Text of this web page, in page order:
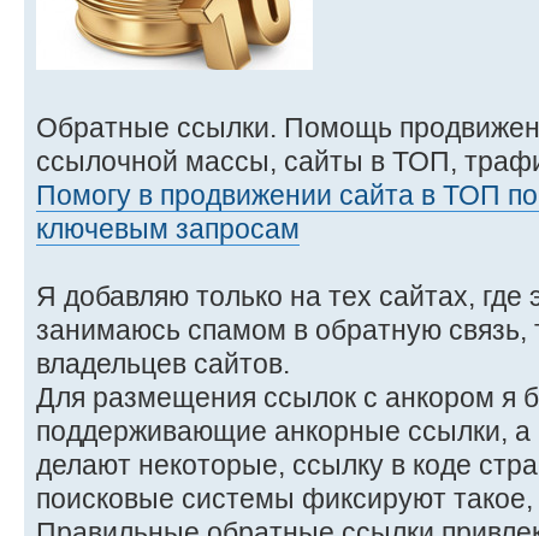
Обратные ссылки. Помощь
ссылочной массы, сайты в ТОП,
Помогу в продвижении сайта в ТОП
ключевым запросам
Я добавляю только на тех сайтах, где
занимаюсь спамом в обратную связь,
владельцев сайтов.
Для размещения ссылок с анкором я
поддерживающие анкорные ссылки, а
делают некоторые, ссылку в коде
поисковые системы фиксируют